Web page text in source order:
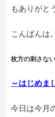
もありがと
こんばんは。
枚方の刺さな
～はじめま
今日は今月